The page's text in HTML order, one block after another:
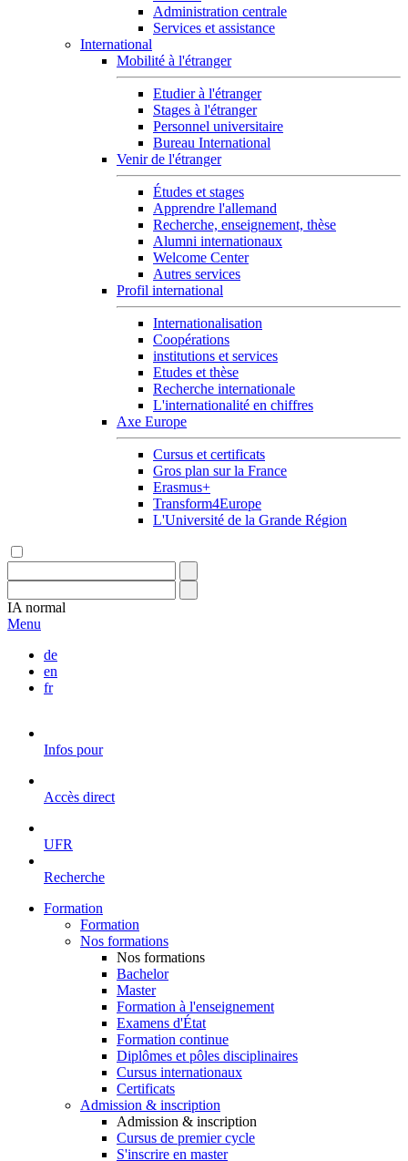
Administration centrale
Services et assistance
International
Mobilité à l'étranger
Etudier à l'étranger
Stages à l'étranger
Personnel universitaire
Bureau International
Venir de l'étranger
Études et stages
Apprendre l'allemand
Recherche, enseignement, thèse
Alumni internationaux
Welcome Center
Autres services
Profil international
Internationalisation
Coopérations
institutions et services
Etudes et thèse
Recherche internationale
L'internationalité en chiffres
Axe Europe
Cursus et certificats
Gros plan sur la France
Erasmus+
Transform4Europe
L'Université de la Grande Région
IA normal
Menu
de
en
fr
Infos pour
Accès direct
UFR
Recherche
Formation
Formation
Nos formations
Nos formations
Bachelor
Master
Formation à l'enseignement
Examens d'État
Formation continue
Diplômes et pôles disciplinaires
Cursus internationaux
Certificats
Admission & inscription
Admission & inscription
Cursus de premier cycle
S'inscrire en master